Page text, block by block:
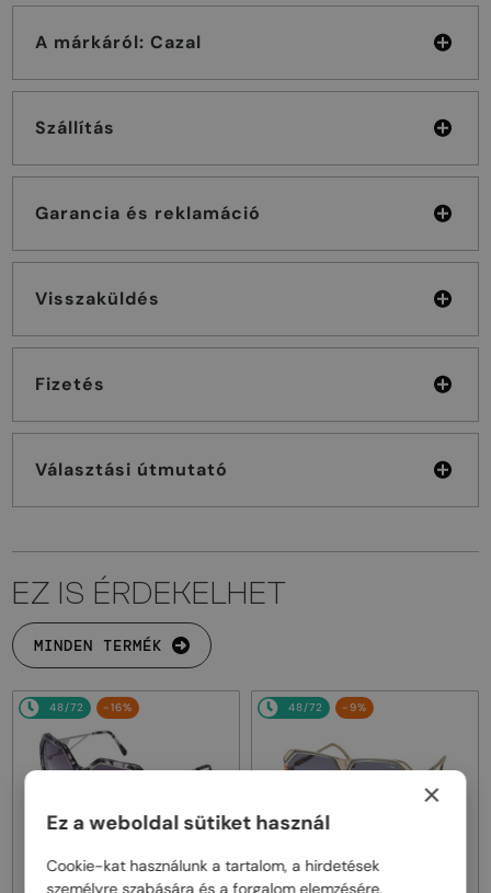
A márkáról: Cazal
Szállítás
Garancia és reklamáció
Visszaküldés
Fizetés
Választási útmutató
EZ IS ÉRDEKELHET
MINDEN TERMÉK
48/72 -16%
Cazal—Napszemüvegek
48/72 -9%
Cazal —Napszemüvegek
×
Ez a weboldal sütiket használ
Cookie-kat használunk a tartalom, a hirdetések
személyre szabására és a forgalom elemzésére.